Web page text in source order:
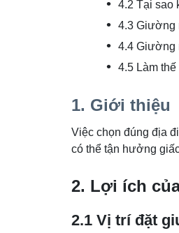
4.2 Tại sao
4.3 Giường
4.4 Giường
4.5 Làm
1. Giới thiệu
Việc chọn đúng địa
có thể tận hưởng
2. Lợi ích
2.1 Vị trí đặt